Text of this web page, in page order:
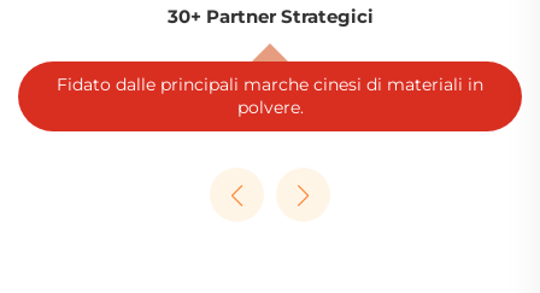
30+ Partner Strategici
Fidato dalle principali marche cinesi di materiali in
polvere.